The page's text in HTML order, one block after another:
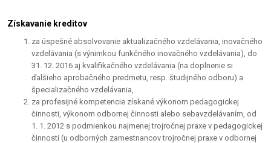
Získavanie kreditov
za úspešné absolvovanie aktualizačného vzdelávania, inovačného
vzdelávania (s výnimkou funkčného inovačného vzdelávania), do
31. 12. 2016 aj kvalifikačného vzdelávania (na doplnenie si
ďalšieho aprobačného predmetu, resp. študijného odboru) a
špecializačného vzdelávania,
za profesijné kompetencie získané výkonom pedagogickej
činnosti, výkonom odbornej činnosti alebo sebavzdelávaním, od
1. 1. 2012 s podmienkou najmenej trojročnej praxe v pedagogickej
činnosti (u odborných zamestnancov trojročnej praxe v odbornej